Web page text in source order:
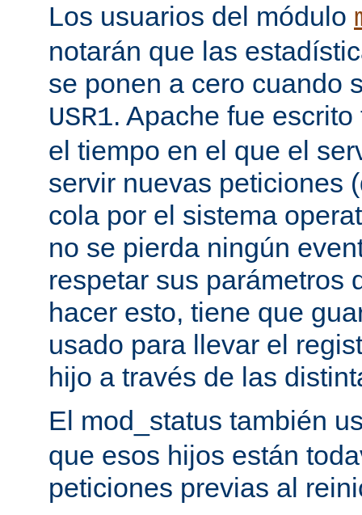
Los usuarios del módulo
notarán que las
se ponen a cero cuando
USR1. Apache fue
el tiempo en el que el
servir nuevas peticiones
cola por el sistema
no se pierda ningún
respetar sus parámetros
hacer esto, tiene que
usado para llevar el
hijo a través de las
El mod_status también
que esos hijos están
peticiones previas al